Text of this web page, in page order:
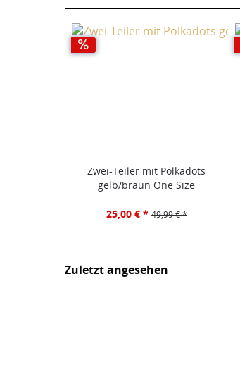
Zwei-Teiler mit Polkadots
gelb/braun One Size
25,00 € * 49,99 € *
Zuletzt angesehen